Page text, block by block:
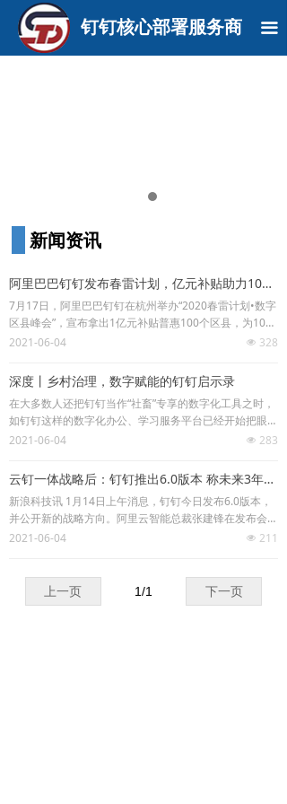
끀
钉钉核心部署服务商
新闻资讯
阿里巴巴钉钉发布春雷计划，亿元补贴助力100区县数字化
7月17日，阿里巴巴钉钉在杭州举办“2020春雷计划•数字
区县峰会”，宣布拿出1亿元补贴普惠100个区县，为1000
0座乡村振兴提
恩施巴东县、甘肃定西临洮县在内的9个区县与钉钉签署
战略合作协议，搭上数字化快车。
在此次公布的春雷计划普惠方案中，钉钉将为100个
区县免费提供数字区县、数字乡村解决方案，并为每个区
力，进行普惠金融、钉钉企业支付等场景化深度赋能。
넶 328
2021-06-04
深度丨乡村治理，数字赋能的钉钉启示录
在大多数人还把钉钉当作“社畜”专享的数字化工具之时，
如钉钉这样的数字化办公、学习服务平台已经开始把眼光
移向了更广阔、更下沉的市场。就在9月初，钉钉春雷计
在全国范围内打造100个数字化区县，建德正占据了其中
一席。
넶 283
2021-06-04
云钉一体战略后：钉钉推出6.0版本 称未来3年实现1000万个钉应用
新浪科技讯 1月14日上午消息，钉钉今日发布6.0版本，
并公开新的战略方向。阿里云智能总裁张建锋在发布会上
表示：“钉钉不仅仅是一个沟通工具，新钉钉的目标是成
넶 211
2021-06-04
上一页 下一页
1/1